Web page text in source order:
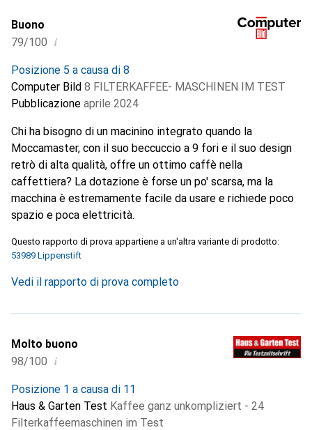
Buono
79/100 i
Posizione 5 a causa di 8
Computer Bild 8 FILTERKAFFEE- MASCHINEN IM TEST
Pubblicazione aprile 2024
Chi ha bisogno di un macinino integrato quando la
Moccamaster, con il suo beccuccio a 9 fori e il suo design
retrò di alta qualità, offre un ottimo caffè nella
caffettiera? La dotazione è forse un po' scarsa, ma la
macchina è estremamente facile da usare e richiede poco
spazio e poca elettricità.
Questo rapporto di prova appartiene a un'altra variante di prodotto:
53989 Lippenstift
Vedi il rapporto di prova completo
Molto buono
98/100 i
Posizione 1 a causa di 11
Haus & Garten Test Kaffee ganz unkompliziert - 24
Filterkaffeemaschinen im Test